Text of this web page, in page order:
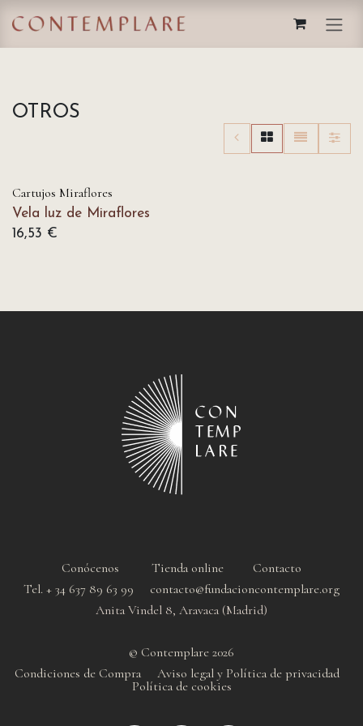
OTROS
Cartujos Miraflores
Vela luz de Miraflores
16,53 €
Conócenos Tienda online
Contacto
Tel. + 34 637 89 63 99 contacto@fundacioncontemplare.org
Anita Vindel 8, Aravaca (Madrid)
© Contemplare 2026
Condiciones de Compra
Aviso legal y Política de privacidad
Política de cookies